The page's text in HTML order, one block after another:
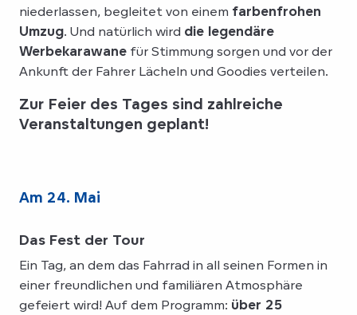
niederlassen, begleitet von einem farbenfrohen
Umzug. Und natürlich wird die legendäre
Werbekarawane für Stimmung sorgen und vor der
Ankunft der Fahrer Lächeln und Goodies verteilen.
Zur Feier des Tages sind zahlreiche
Veranstaltungen geplant!
Am 24. Mai
Das Fest der Tour
Ein Tag, an dem das Fahrrad in all seinen Formen in
einer freundlichen und familiären Atmosphäre
gefeiert wird! Auf dem Programm: über 25